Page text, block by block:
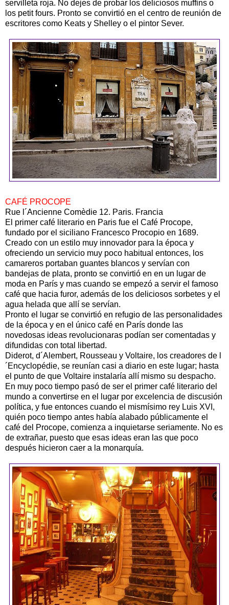
servilleta roja. No dejes de probar los deliciosos muffins o
los petit fours. Pronto se convirtió en el centro de reunión de
escritores como Keats y Shelley o el pintor Sever.
CAFÉ PROCOPE
Rue l´Ancienne Comèdie 12. Paris. Francia
El primer café literario en Paris fue el Café Procope,
fundado por el siciliano Francesco Procopio en 1689.
Creado con un estilo muy innovador para la época y
ofreciendo un servicio muy poco habitual entonces, los
camareros portaban guantes blancos y servían con
bandejas de plata, pronto se convirtió en en un lugar de
moda en París y mas cuando se empezó a servir el famoso
café que hacia furor, además de los deliciosos sorbetes y el
agua helada que allí se servían.
Pronto el lugar se convirtió en refugio de las personalidades
de la época y en el único café en París donde las
novedosas ideas revolucionaras podían ser comentadas y
difundidas con total libertad.
Diderot, d´Alembert, Rousseau y Voltaire, los creadores de l
´Encyclopédie, se reunían casi a diario en este lugar; hasta
el punto de que Voltaire instalaría allí mismo su despacho.
En muy poco tiempo pasó de ser el primer café literario del
mundo a convertirse en el lugar por excelencia de discusión
política, y fue entonces cuando el mismísimo rey Luis XVI,
quién poco tiempo antes había alabado públicamente el
café del Procope, comienza a inquietarse seriamente. No es
de extrañar, puesto que esas ideas eran las que poco
después hicieron caer a la monarquía.